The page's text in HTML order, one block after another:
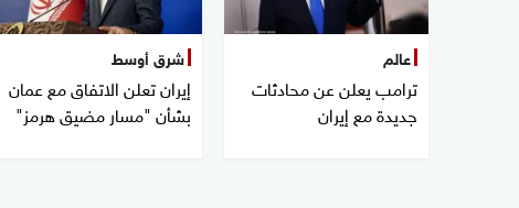
عالم
ترامب يعلن عن محادثات
جديدة مع إيران
شرق أوسط
إيران تعلن الاتفاق مع عمان
بشأن "مسار مضيق هرمز"